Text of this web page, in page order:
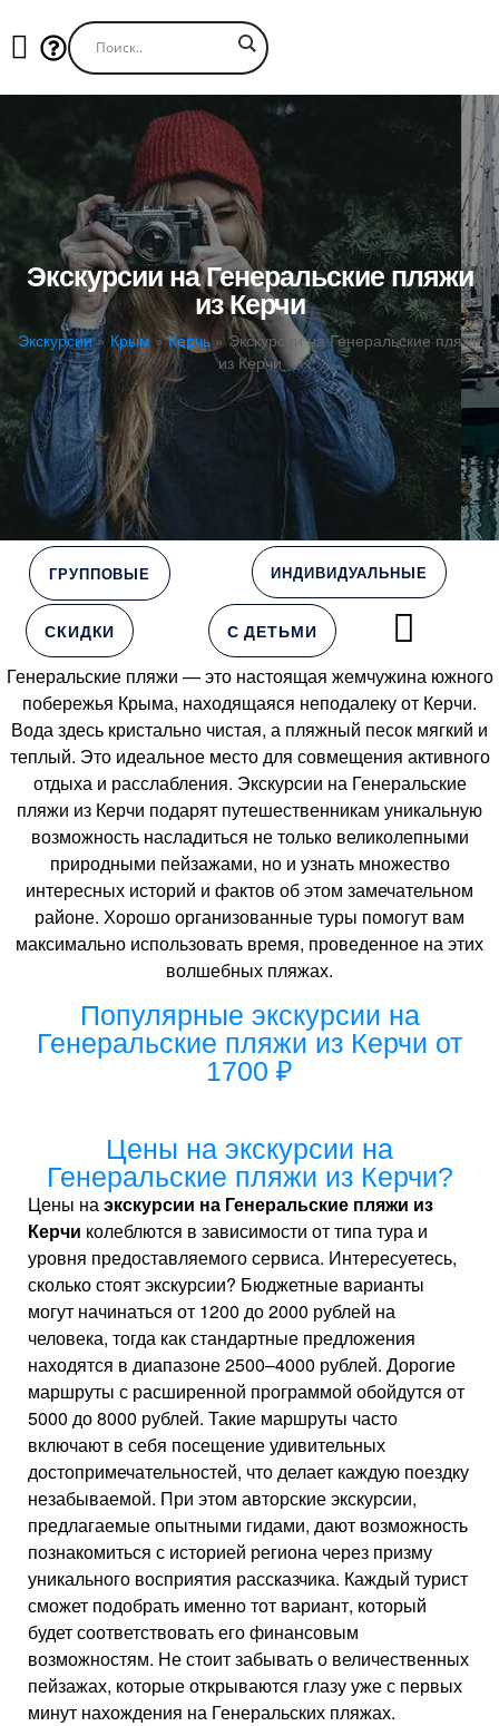
Экскурсии на Генеральские пляжи
из Керчи
Экскурсии» Крым »Керчь»Экскурсии на Генеральские пляжи
из Керчи
ГРУППОВЫЕ ИНДИВИДУАЛЬНЫЕ
СКИДКИ С ДЕТЬМИ
Генеральские пляжи — это настоящая жемчужина южного
побережья Крыма, находящаяся неподалеку от Керчи.
Вода здесь кристально чистая, а пляжный песок мягкий и
теплый. Это идеальное место для совмещения активного
отдыха и расслабления. Экскурсии на Генеральские
пляжи из Керчи подарят путешественникам уникальную
возможность насладиться не только великолепными
природными пейзажами, но и узнать множество
интересных историй и фактов об этом замечательном
районе. Хорошо организованные туры помогут вам
максимально использовать время, проведенное на этих
волшебных пляжах.
Популярные экскурсии на
Генеральские пляжи из Керчи от
1700 ₽
Цены на экскурсии на
Генеральские пляжи из Керчи?
Цены наэкскурсии на Генеральские пляжи из
Керчи колеблются в зависимости от типа тура и
уровня предоставляемого сервиса. Интересуетесь,
сколько стоят экскурсии? Бюджетные варианты
могут начинаться от 1200 до 2000 рублей на
человека, тогда как стандартные предложения
находятся в диапазоне 2500–4000 рублей. Дорогие
маршруты с расширенной программой обойдутся от
5000 до 8000 рублей. Такие маршруты часто
включают в себя посещение удивительных
достопримечательностей, что делает каждую поездку
незабываемой. При этом авторские экскурсии,
предлагаемые опытными гидами, дают возможность
познакомиться с историей региона через призму
уникального восприятия рассказчика. Каждый турист
сможет подобрать именно тот вариант, который
будет соответствовать его финансовым
возможностям. Не стоит забывать о величественных
пейзажах, которые открываются глазу уже с первых
минут нахождения на Генеральских пляжах.